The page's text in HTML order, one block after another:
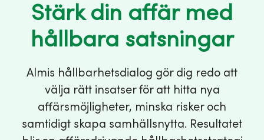
Stärk din affär med
hållbara satsningar
Almis hållbarhetsdialog gör dig redo att
välja rätt insatser för att hitta nya
affärsmöjligheter, minska risker och
samtidigt skapa samhällsnytta. Resultatet